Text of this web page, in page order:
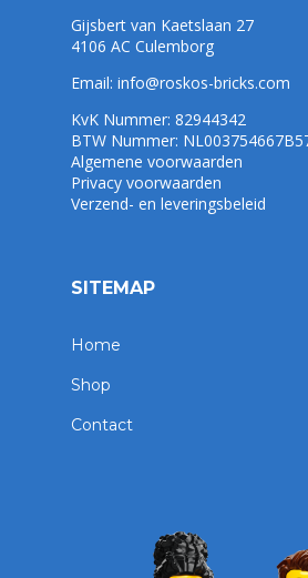
Gijsbert van Kaetslaan 27
4106 AC Culemborg
Email: info@roskos-bricks.com
KvK Nummer: 82944342
BTW Nummer:
Algemene voorwaarden
Privacy voorwaarden
Verzend- en leveringsbeleid
SITEMAP
Home
Shop
Contact